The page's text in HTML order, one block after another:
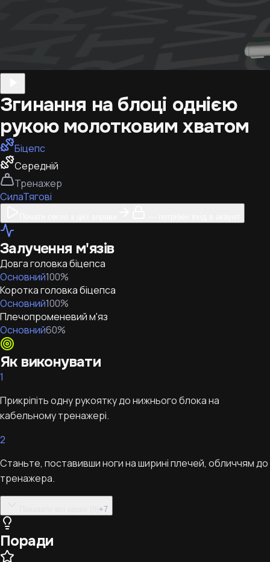
Згинання на блоці однією
рукою молотковим хватом
Біцепс
Середній
Тренажер
СилаТягові
Залучення м'язів
Довга головка біцепса
Основний100%
Коротка головка біцепса
Основний100%
Плечопроменевий м'яз
Основний60%
Як виконувати
1
Прикріпіть одну рукоятку до нижнього блока на
кабельному тренажері.
2
Станьте, поставивши ноги на ширині плечей, обличчям до
тренажера.
+7
Поради